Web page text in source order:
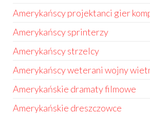
Amerykańscy projektanci gier
Amerykańscy sprinterzy
Amerykańscy strzelcy
Amerykańscy weterani wojny
Amerykańskie dramaty filmowe
Amerykańskie dreszczowce